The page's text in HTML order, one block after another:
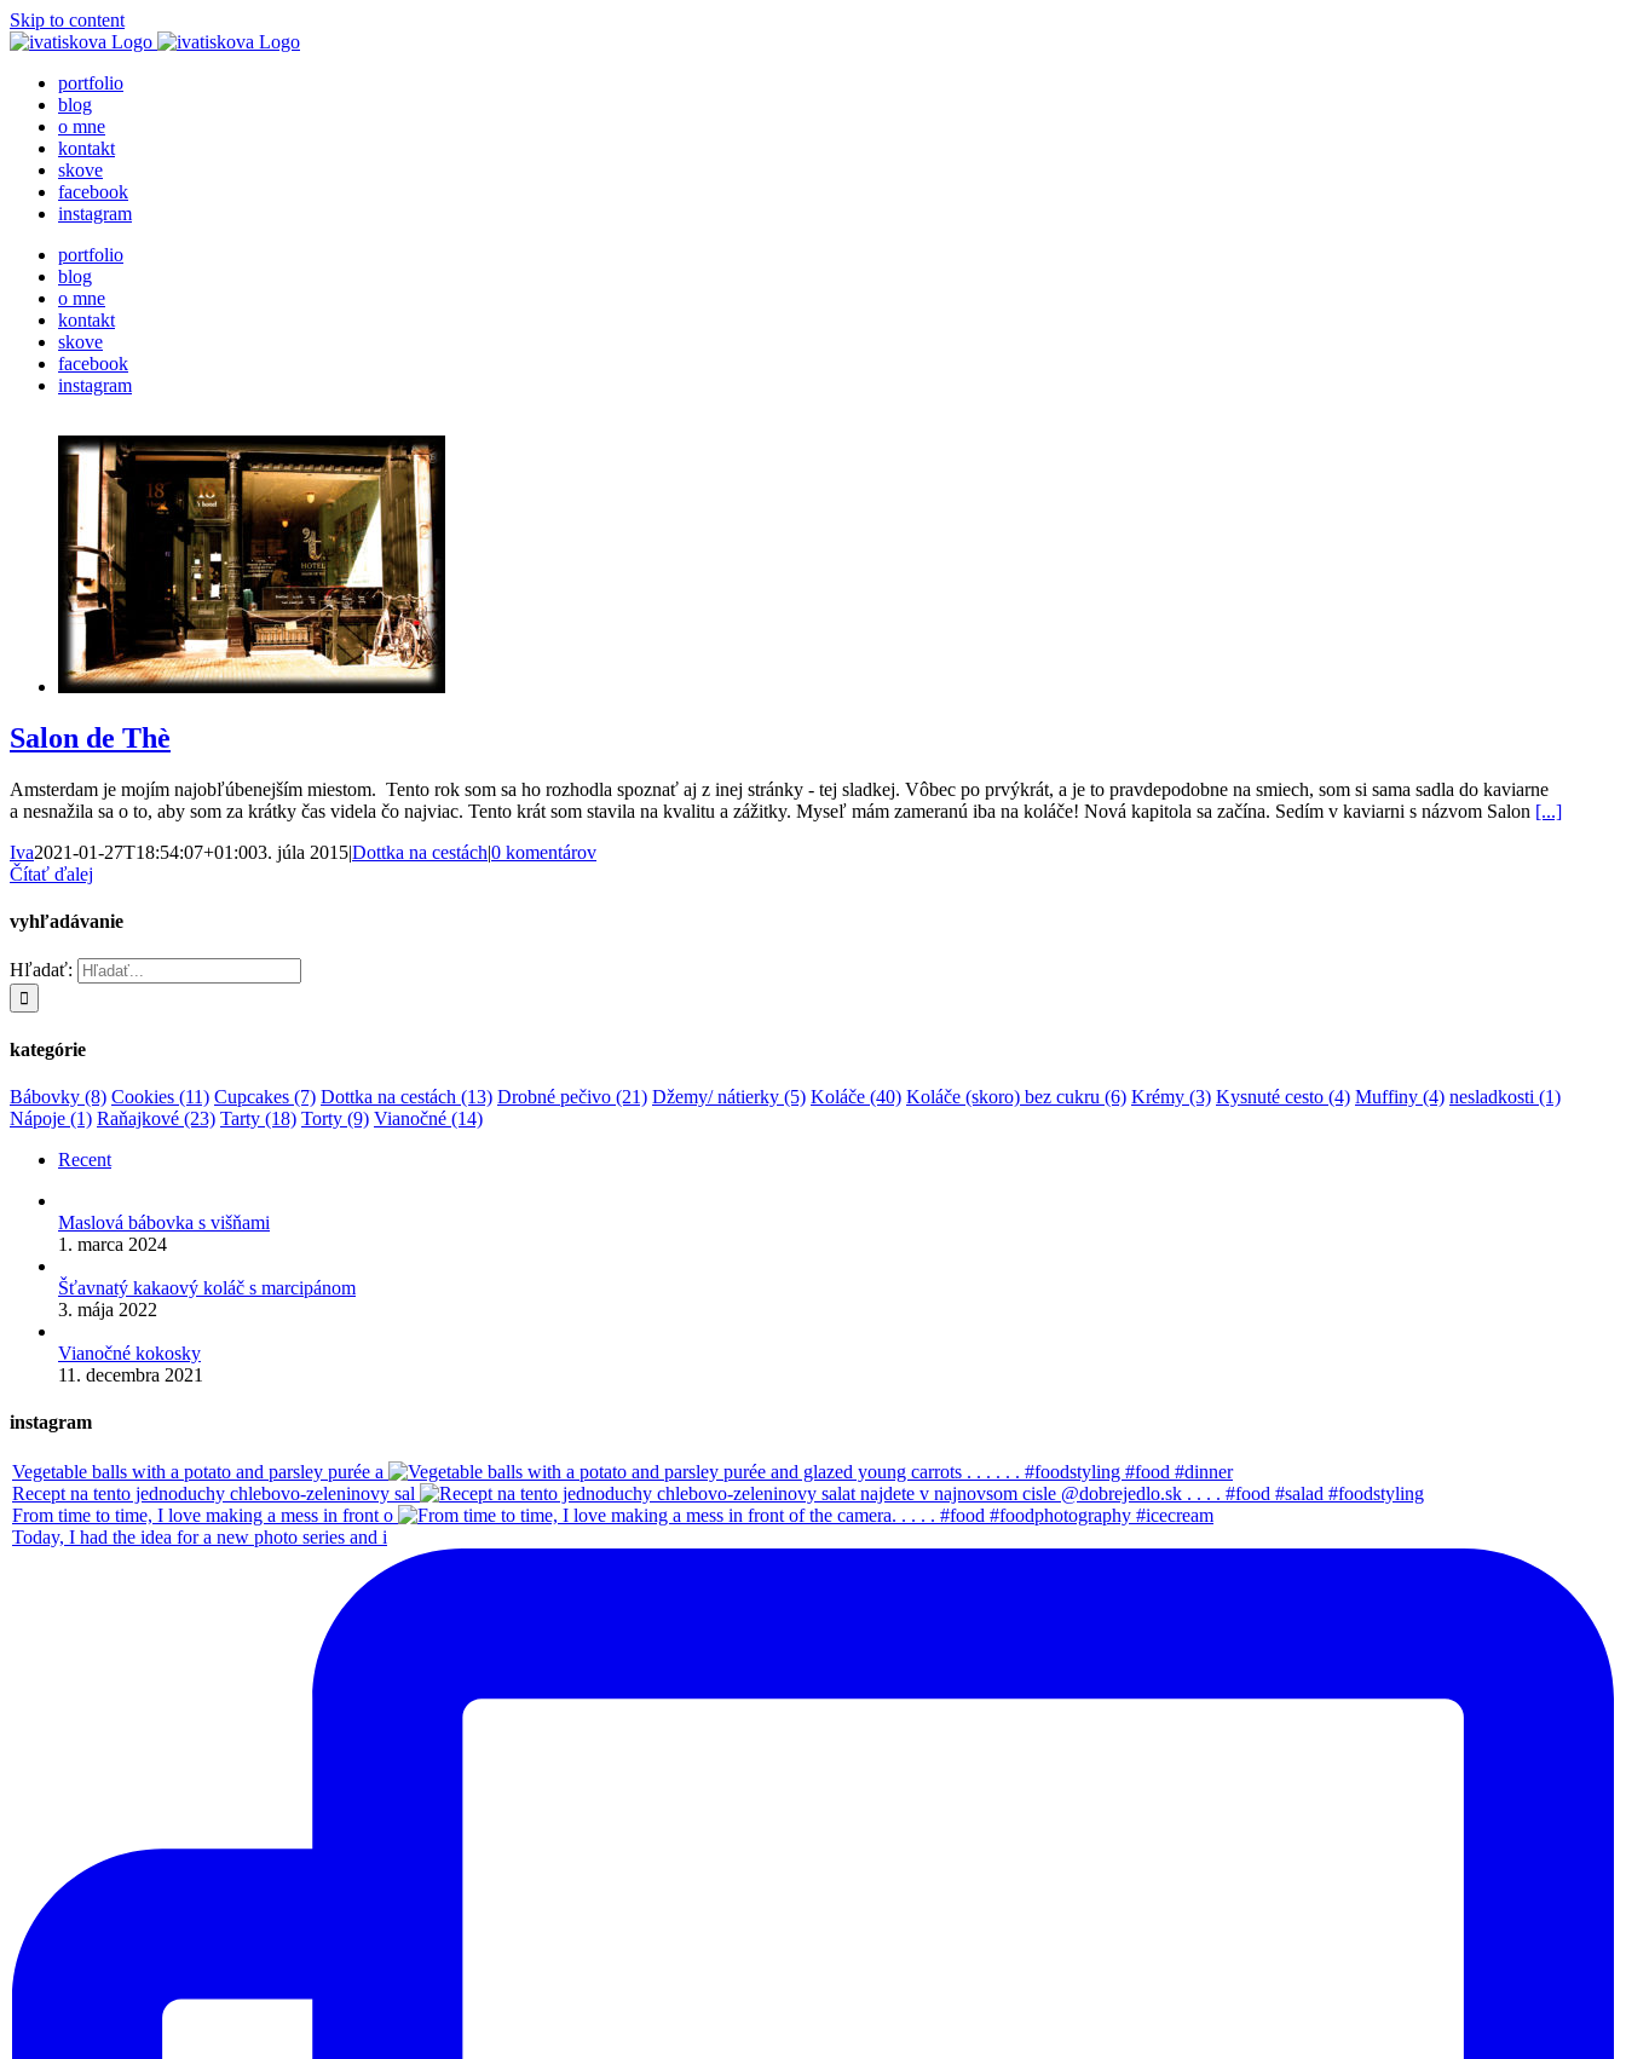
Skip to content
portfolio
blog
o mne
kontakt
skove
facebook
instagram
portfolio
blog
o mne
kontakt
skove
facebook
instagram
Salon de Thè
Amsterdam je mojím najobľúbenejším miestom. Tento rok som sa ho rozhodla spoznať aj z inej stránky - tej sladkej. Vôbec po prvýkrát, a je to pravdepodobne na smiech, som si sama sadla do kaviarne
a nesnažila sa o to, aby som za krátky čas videla čo najviac. Tento krát som stavila na kvalitu a zážitky. Myseľ mám zameranú iba na koláče! Nová kapitola sa začína. Sedím v kaviarni s názvom Salon [...]
Iva2021-01-27T18:54:07+01:003. júla 2015|Dottka na cestách|0 komentárov
Čítať ďalej
vyhľadávanie
Hľadať:
kategórie
Bábovky (8) Cookies (11) Cupcakes (7) Dottka na cestách (13) Drobné pečivo (21) Džemy/ nátierky (5) Koláče (40) Koláče (skoro) bez cukru (6) Krémy (3) Kysnuté cesto (4) Muffiny (4) nesladkosti (1)
Nápoje (1) Raňajkové (23) Tarty (18) Torty (9) Vianočné (14)
Recent
Maslová bábovka s višňami
1. marca 2024
Šťavnatý kakaový koláč s marcipánom
3. mája 2022
Vianočné kokosky
11. decembra 2021
instagram
Vegetable balls with a potato and parsley purée a
Recept na tento jednoduchy chlebovo-zeleninovy sal
From time to time, I love making a mess in front o
Today, I had the idea for a new photo series and i